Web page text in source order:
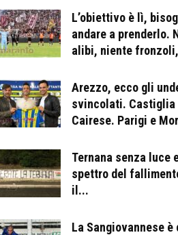
L’obiettivo è lì,
andare a prenderlo.
alibi, niente
Arezzo, ecco gli
svincolati. Castiglia
Cairese. Parigi e
Ternana senza luce
spettro del
il...
La Sangiovannese è